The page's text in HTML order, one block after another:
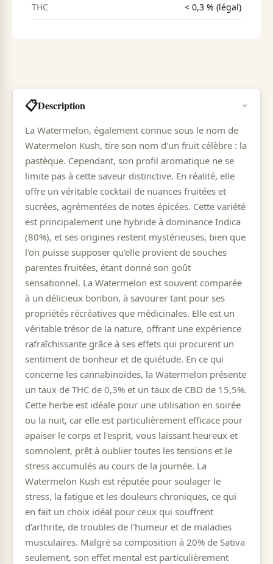
THC < 0,3 % (légal)
📋Description
La Watermelon, également connue sous le nom de
Watermelon Kush, tire son nom d'un fruit célèbre : la
pastèque. Cependant, son profil aromatique ne se
limite pas à cette saveur distinctive. En réalité, elle
offre un véritable cocktail de nuances fruitées et
sucrées, agrémentées de notes épicées. Cette variété
est principalement une hybride à dominance Indica
(80%), et ses origines restent mystérieuses, bien que
l'on puisse supposer qu'elle provient de souches
parentes fruitées, étant donné son goût
sensationnel. La Watermelon est souvent comparée
à un délicieux bonbon, à savourer tant pour ses
propriétés récréatives que médicinales. Elle est un
véritable trésor de la nature, offrant une expérience
rafraîchissante grâce à ses effets qui procurent un
sentiment de bonheur et de quiétude. En ce qui
concerne les cannabinoïdes, la Watermelon présente
un taux de THC de 0,3% et un taux de CBD de 15,5%.
Cette herbe est idéale pour une utilisation en soirée
ou la nuit, car elle est particulièrement efficace pour
apaiser le corps et l'esprit, vous laissant heureux et
somnolent, prêt à oublier toutes les tensions et le
stress accumulés au cours de la journée. La
Watermelon Kush est réputée pour soulager le
stress, la fatigue et les douleurs chroniques, ce qui
en fait un choix idéal pour ceux qui souffrent
d'arthrite, de troubles de l'humeur et de maladies
musculaires. Malgré sa composition à 20% de Sativa
seulement, son effet mental est particulièrement